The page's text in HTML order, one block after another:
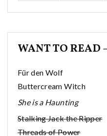
WANT TO READ
Für den Wolf
Buttercream Witch
She is a Haunting
Stalking Jack the Ripper
Threads of Power